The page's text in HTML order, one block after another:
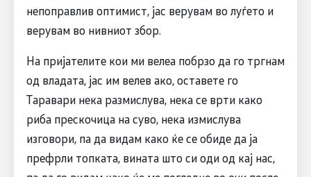
непоправлив оптимист, јас верувам во луѓето и
верувам во нивниот збор.
На пријателите кои ми велеа побрзо да го тргнам
од владата, јас им велев ако, оставете го
Таравари нека размислува, нека се врти како
риба прескочица на суво, нека измислува
изговори, па да видам како ќе се обиде да ја
префрли топката, вината што си оди од кај нас,